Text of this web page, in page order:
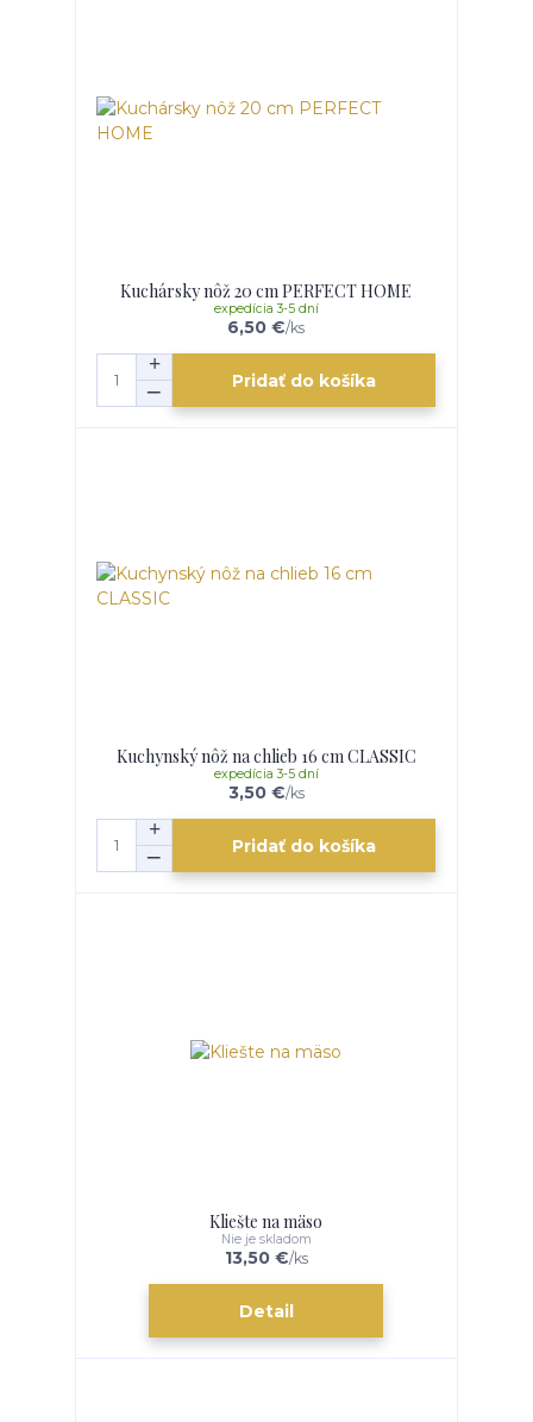
Kuchársky nôž 20 cm PERFECT HOME
6,50 €/ks
expedícia 3-5 dní
Pridať do košíka
Kuchynský nôž na chlieb 16 cm CLASSIC
3,50 €/ks
expedícia 3-5 dní
Pridať do košíka
Kliešte na mäso
13,50 €/ks
Nie je skladom
Detail